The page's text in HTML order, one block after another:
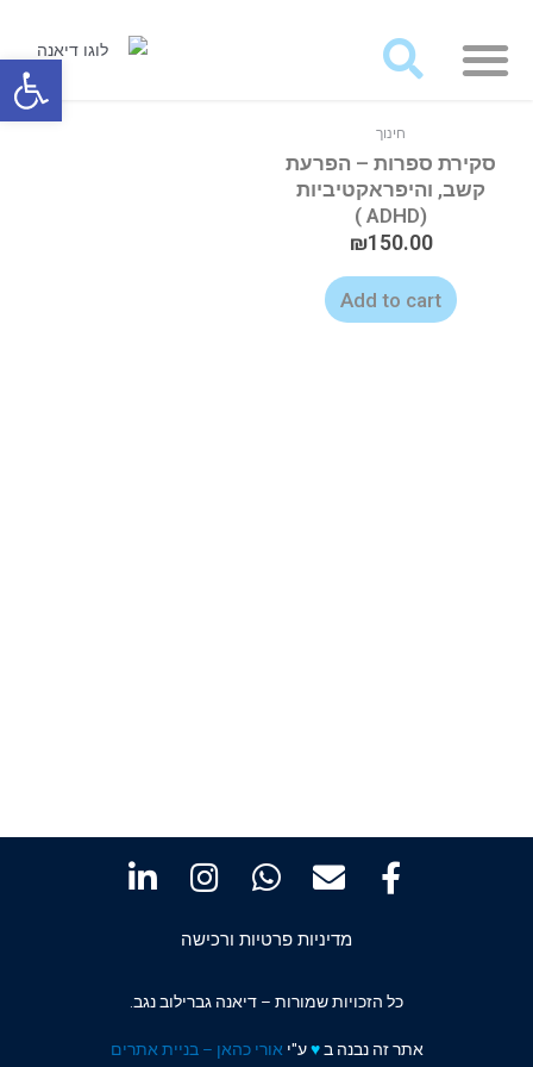
חינוך
סקירת ספרות – הפרעת
קשב, והיפראקטיביות
(ADHD )
₪150.00
Add to cart
מדיניות פרטיות ורכישה
כל הזכויות שמורות – דיאנה גברילוב נגב.
אתר זה נבנה ב♥️ע"י אורי כהאן – בניית אתרים
פתח